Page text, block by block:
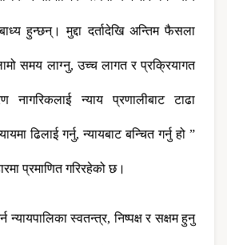
हुन्छन्। मुद्दा दर्तादेखि अन्तिम फैसला
समय लाग्नु, उच्च लागत र प्रक्रियागत
नागरिकलाई न्याय प्रणालीबाट टाढा
ढिलाई गर्नु, न्यायबाट बन्चित गर्नु हो ”
प्रमाणित गरिरहेको छ।
न्यायपालिका स्वतन्त्र, निष्पक्ष र सक्षम हुनु